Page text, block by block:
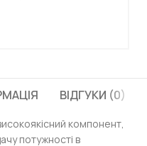
ВІДГУКИ (0)
компонент,
потужності в